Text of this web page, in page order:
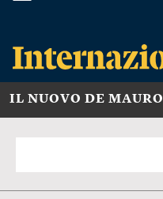
IL NUOVO DE MAURO